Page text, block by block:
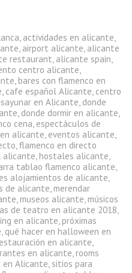
, actividades en alicante,
, airport alicante, alicante
restaurant, alicante spain,
centro alicante,
, bares con flamenco en
, cafe español Alicante, centro
en Alicante, donde
, donde dormir en alicante,
cena, espectáculos de
alicante, eventos alicante,
,flamenco en directo
alicante, hostales alicante,
tablao flamenco alicante,
alojamientos de alicante,
de alicante, merendar
, museos alicante, músicos
de teatro en alicante 2018,
en alicante, próximas
, qué hacer en halloween en
en alicante,
en alicante, rooms
en Alicante, sitios para